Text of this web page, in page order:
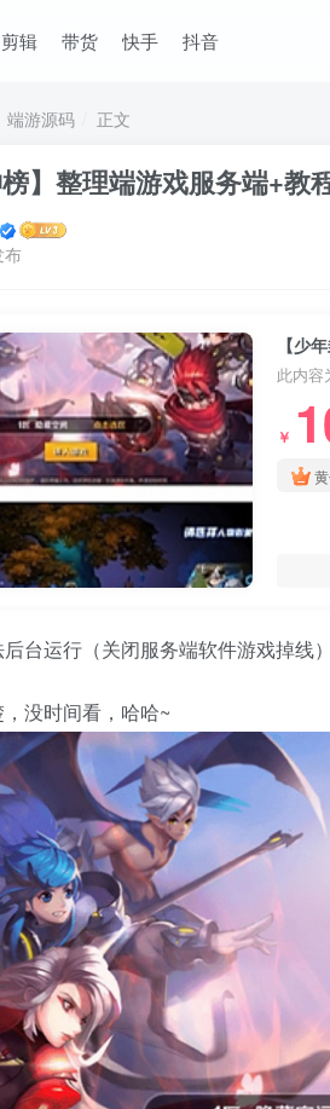
剪辑 带货 快手 抖音
端游源码 正文
榜】整理端游戏服务端+教
布
【少
此内容
￥
台运行（关闭服务端软件游戏掉线）
没时间看，哈哈~